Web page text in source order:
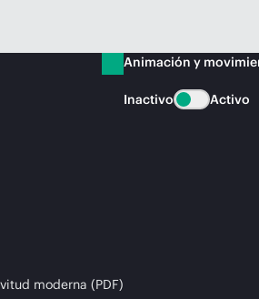
moderna (PDF)
Animación y
Inactivo Activo